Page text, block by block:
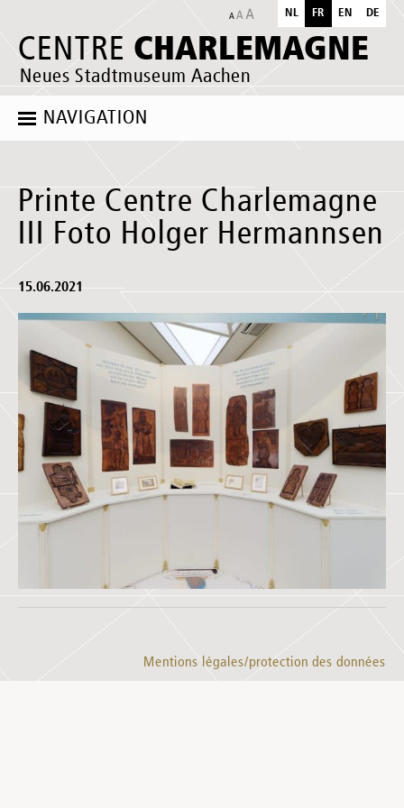
CENTRE CHARLEMAGNE
Neues Stadtmuseum Aachen
NL FR EN DE
NAVIGATION
Printe Centre Charlemagne
III Foto Holger Hermannsen
15.06.2021
Mentions légales/protection des données